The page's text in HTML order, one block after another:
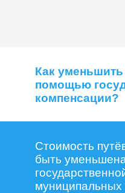
Как уменьшить
помощью
компенсации?
Стоимость
быть
муниципальных